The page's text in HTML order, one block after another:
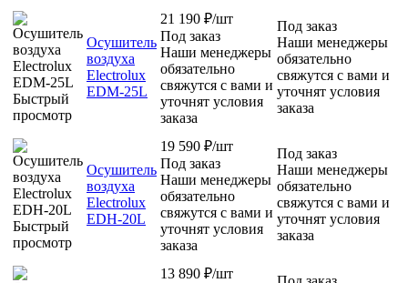
Быстрый
просмотр
Осушитель
воздуха
Electrolux
EDM-25L
21 190 ₽/шт
Под заказ
Наши менеджеры
обязательно
свяжутся с вами и
уточнят условия
заказа
Под заказ
Наши менеджеры
обязательно
свяжутся с вами и
уточнят условия
заказа
Быстрый
просмотр
Осушитель
воздуха
Electrolux
EDH-20L
19 590 ₽/шт
Под заказ
Наши менеджеры
обязательно
свяжутся с вами и
уточнят условия
заказа
Под заказ
Наши менеджеры
обязательно
свяжутся с вами и
уточнят условия
заказа
13 890 ₽/шт